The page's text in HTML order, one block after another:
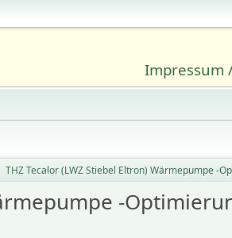
Impressum
THZ Tecalor (LWZ Stiebel Eltron) Wärmepumpe -
-